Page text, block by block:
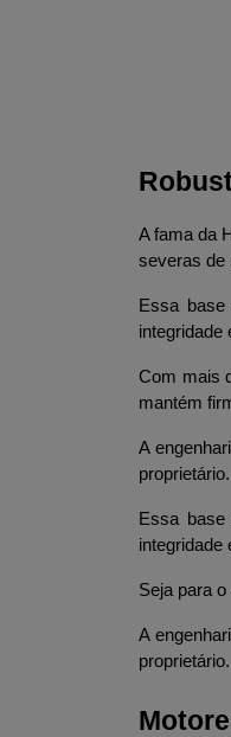
A fama da
severas de
Essa
integridade
Com mais
mantém
A
proprietário.
Essa
integridade
Seja para
A
proprietário.